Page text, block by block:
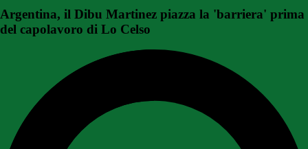
Argentina, il Dibu Martinez piazza la 'barriera' prima
del capolavoro di Lo Celso